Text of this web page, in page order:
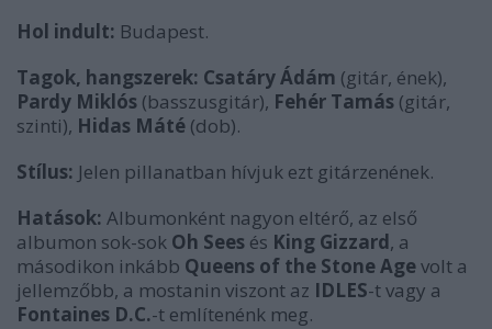
Hol indult: Budapest.
Tagok, hangszerek: Csatáry Ádám (gitár, ének),
Pardy Miklós (basszusgitár), Fehér Tamás (gitár,
szinti), Hidas Máté (dob).
Stílus: Jelen pillanatban hívjuk ezt gitárzenének.
Hatások: Albumonként nagyon eltérő, az első
albumon sok-sok Oh Sees és King Gizzard, a
másodikon inkább Queens of the Stone Agevolt a
jellemzőbb, a mostanin viszont az IDLES-t vagy a
Fontaines D.C.-t említenénk meg.